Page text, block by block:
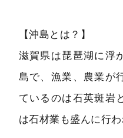
【沖島とは？】
滋賀県は琵琶湖に浮
島で、漁業、農業が
ているのは石英斑岩
は石材業も盛んに行わ